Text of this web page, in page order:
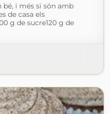
bé, i més si són amb
de casa els
g de sucre120 g de